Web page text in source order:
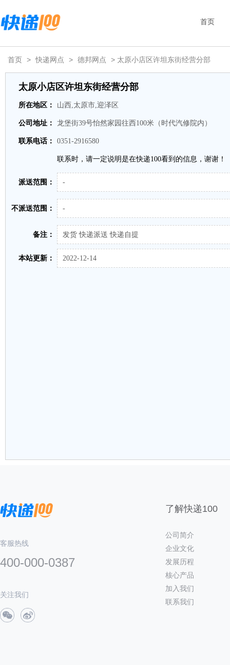
首页
首页 > 快递网点 > 德邦网点 > 太原小店区许坦东街经营分部
太原小店区许坦东街经营分部
所在地区： 山西,太原市,迎泽区
公司地址： 龙堡街39号怡然家园往西100米（时代汽修院内）
联系电话： 0351-2916580
联系时，请一定说明是在快递100看到的信息，谢谢！
派送范围： -
不派送范围： -
备注： 发货 快递派送 快递自提
本站更新： 2022-12-14
客服热线
400-000-0387
关注我们
了解快递100
公司简介
企业文化
发展历程
核心产品
加入我们
联系我们